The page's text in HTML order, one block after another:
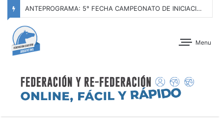
ANTEPROGRAMA: 5° FECHA CAMPEONATO DE INICIACIÓN A LA ACTIVIDAD ECUESTRE ZONA METROPOLITANA SUR – CLUB HÍPICO LA PLATA – 23 DE AGOSTO 2026
Menu